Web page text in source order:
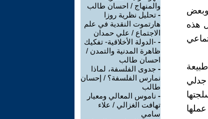
وبعض
هذه
والمنهاج / احسان طالب
- تحليل نظرية روزا
هارتموت النقدية في علم
الاجتماع / علي حمدان
- -الدولة الأخلاقية- تفكيك
ظاهرة المدنية والتمدن /
احسان طالب
- جدوى الفلسفة، لماذا
نمارس الفلسفة؟ / إحسان
طالب
- ناموس المعالي ومعيار
تهافت الغزالي / علاء
سامي